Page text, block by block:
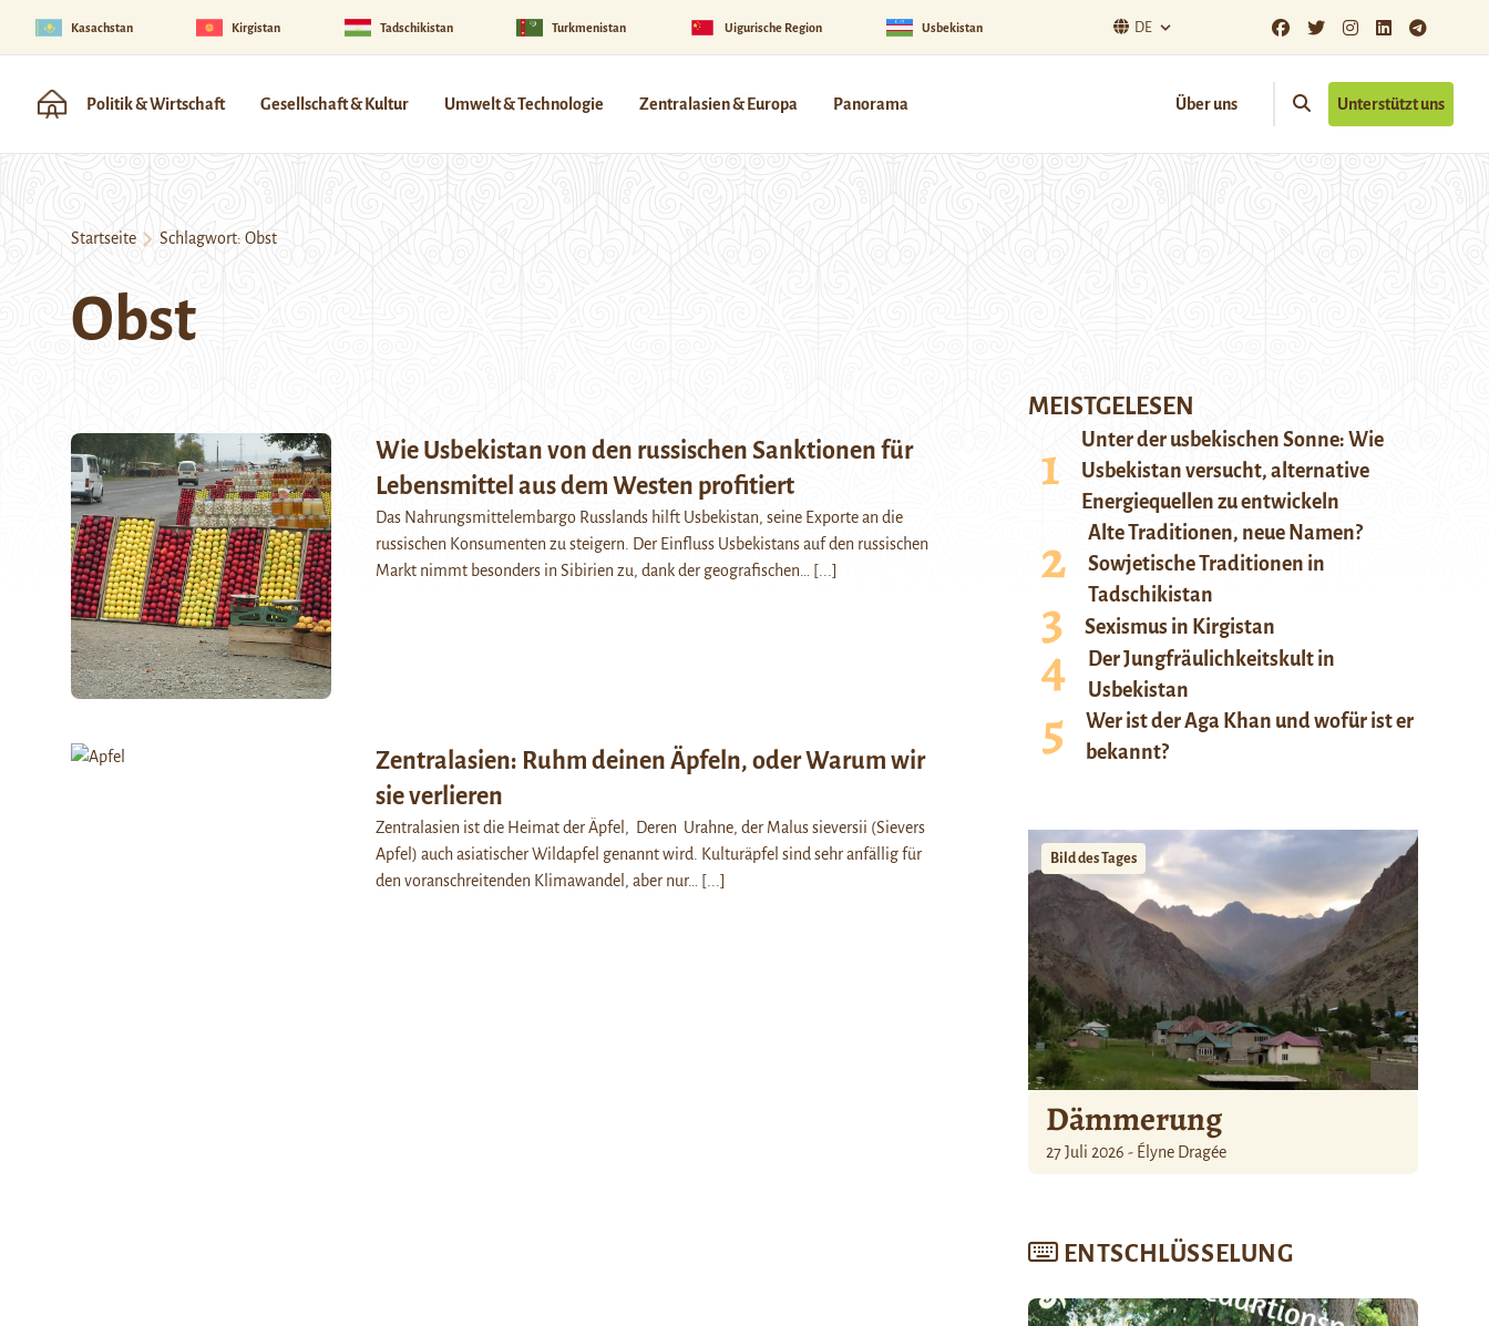
Kasachstan Kirgistan Tadschikistan Turkmenistan Uigurische Region Usbekistan DE
Politik & Wirtschaft Gesellschaft & Kultur Umwelt & Technologie Zentralasien & Europa Panorama Über uns Unterstützt uns
Startseite Schlagwort: Obst
Obst
Wie Usbekistan von den russischen Sanktionen für
Lebensmittel aus dem Westen profitiert
Das Nahrungsmittelembargo Russlands hilft Usbekistan, seine Exporte an die
russischen Konsumenten zu steigern. Der Einfluss Usbekistans auf den russischen
Markt nimmt besonders in Sibirien zu, dank der geografischen…
[...]
Zentralasien: Ruhm deinen Äpfeln, oder Warum wir
sie verlieren
Zentralasien ist die Heimat der Äpfel, Deren Urahne, der Malus sieversii (Sievers
Apfel) auch asiatischer Wildapfel genannt wird. Kulturäpfel sind sehr anfällig für
den voranschreitenden Klimawandel, aber nur…
[...]
MEISTGELESEN
Unter der usbekischen Sonne: Wie
Usbekistan versucht, alternative
Energiequellen zu entwickeln
Alte Traditionen, neue Namen?
Sowjetische Traditionen in
Tadschikistan
Sexismus in Kirgistan
Der Jungfräulichkeitskult in
Usbekistan
Wer ist der Aga Khan und wofür ist er
bekannt?
Bild des Tages
Dämmerung
27 Juli 2026 - Élyne Dragée
ENTSCHLÜSSELUNG